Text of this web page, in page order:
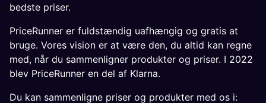
bedste priser.
PriceRunner er fuldstændig uafhængig og gratis at
bruge. Vores vision er at være den, du altid kan regne
med, når du sammenligner produkter og priser. I 2022
blev PriceRunner en del af Klarna.
Du kan sammenligne priser og produkter med os i: